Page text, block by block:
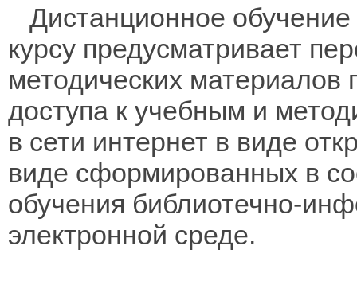
Дистанционное
курсу предусматривает
методических материалов
доступа к учебным и
в сети интернет в виде
виде сформированных в
обучения библиотечно-
электронной среде.